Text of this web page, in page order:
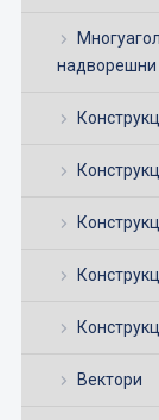
надворешни
Вектори